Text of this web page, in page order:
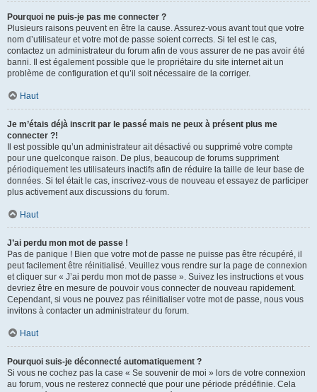
Pourquoi ne puis-je pas me connecter ?
Plusieurs raisons peuvent en être la cause. Assurez-vous avant tout que votre
nom d’utilisateur et votre mot de passe soient corrects. Si tel est le cas,
contactez un administrateur du forum afin de vous assurer de ne pas avoir été
banni. Il est également possible que le propriétaire du site internet ait un
problème de configuration et qu’il soit nécessaire de la corriger.
Haut
Je m’étais déjà inscrit par le passé mais ne peux à présent plus me
connecter ?!
Il est possible qu’un administrateur ait désactivé ou supprimé votre compte
pour une quelconque raison. De plus, beaucoup de forums suppriment
périodiquement les utilisateurs inactifs afin de réduire la taille de leur base de
données. Si tel était le cas, inscrivez-vous de nouveau et essayez de participer
plus activement aux discussions du forum.
Haut
J’ai perdu mon mot de passe !
Pas de panique ! Bien que votre mot de passe ne puisse pas être récupéré, il
peut facilement être réinitialisé. Veuillez vous rendre sur la page de connexion
et cliquer sur « J’ai perdu mon mot de passe ». Suivez les instructions et vous
devriez être en mesure de pouvoir vous connecter de nouveau rapidement.
Cependant, si vous ne pouvez pas réinitialiser votre mot de passe, nous vous
invitons à contacter un administrateur du forum.
Haut
Pourquoi suis-je déconnecté automatiquement ?
Si vous ne cochez pas la case « Se souvenir de moi » lors de votre connexion
au forum, vous ne resterez connecté que pour une période prédéfinie. Cela